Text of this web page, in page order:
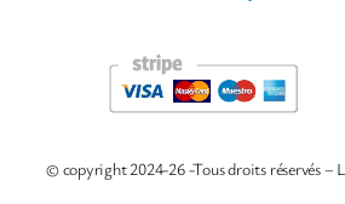
© copyright 2024-26 -Tous droits réservés –